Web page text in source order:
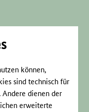
können,
sind technisch für
dienen der
erweiterte